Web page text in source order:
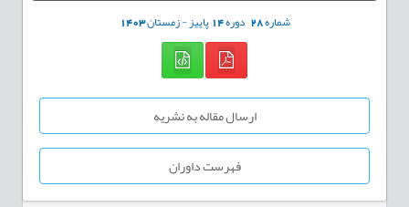
شماره28 دوره14پاییز - زمستان1403
ارسال مقاله به نشریه
فهرست داوران